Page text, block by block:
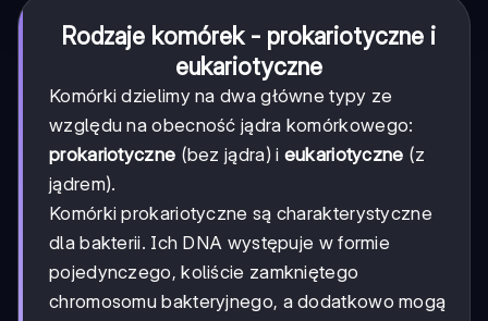
Rodzaje komórek - prokariotyczne i
eukariotyczne
Komórki dzielimy na dwa główne typy ze
względu na obecność jądra komórkowego:
prokariotyczne (bez jądra) i eukariotyczne (z
jądrem).
Komórki prokariotyczne są charakterystyczne
dla bakterii. Ich DNA występuje w formie
pojedynczego, koliście zamkniętego
chromosomu bakteryjnego, a dodatkowo mogą